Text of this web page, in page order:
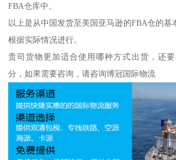
FBA仓库中。
以上是从中国发货至美国亚马逊的FBA仓的基
根据实际情况进行。
贵司货物更加适合使用哪种方式出货，还
分，如果需要咨询，请咨询博冠国际物流